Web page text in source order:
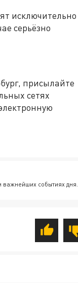
исключительно
серьёзно
присылайте
сетях
важнейших событиях дня.